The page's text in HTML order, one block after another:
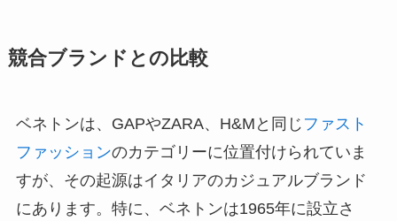
競合ブランドとの比較
ベネトンは、GAPやZARA、H&Mと同じ ファスト
ファッションのカテゴリーに位置付けられていま
すが、その起源はイタリアのカジュアルブランド
にあります。特に、ベネトンは1965年に設立さ